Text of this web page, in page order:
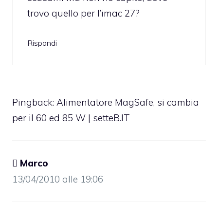
trovo quello per l’imac 27?
Rispondi
Pingback: Alimentatore MagSafe, si cambia
per il 60 ed 85 W | setteB.IT
 Marco
13/04/2010 alle 19:06